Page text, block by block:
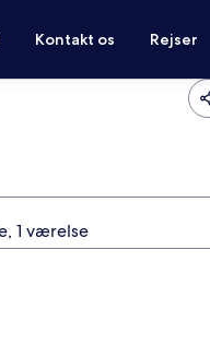
Kontakt os Rejser